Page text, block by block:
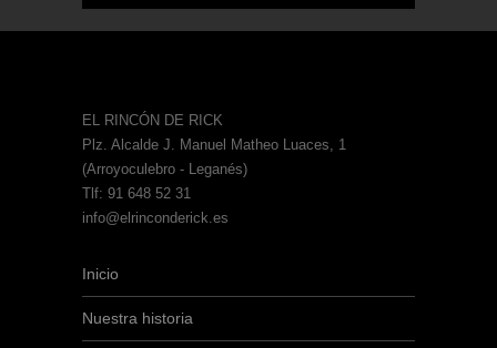
EL RINCÓN DE RICK
Plz. Alcalde J. Manuel Matheo Luaces, 1
(Arroyoculebro - Leganés)
Tlf: 91 648 52 31
info@elrinconderick.es
Inicio
Nuestra historia